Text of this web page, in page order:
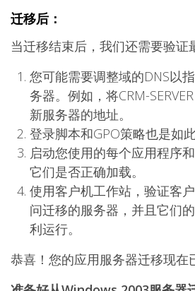
迁移后：
当迁移结束后，我们还需要验证
您可能需要调整域的DNS以
务器。例如，将CRM-
新服务器的地址。
登录脚本和GPO策略也是如此
启动您使用的每个应用程序
它们是否正确加载。
使用客户机工作站，验证客
问迁移的服务器，并且它们
利运行。
恭喜！您的应用服务器迁移现在